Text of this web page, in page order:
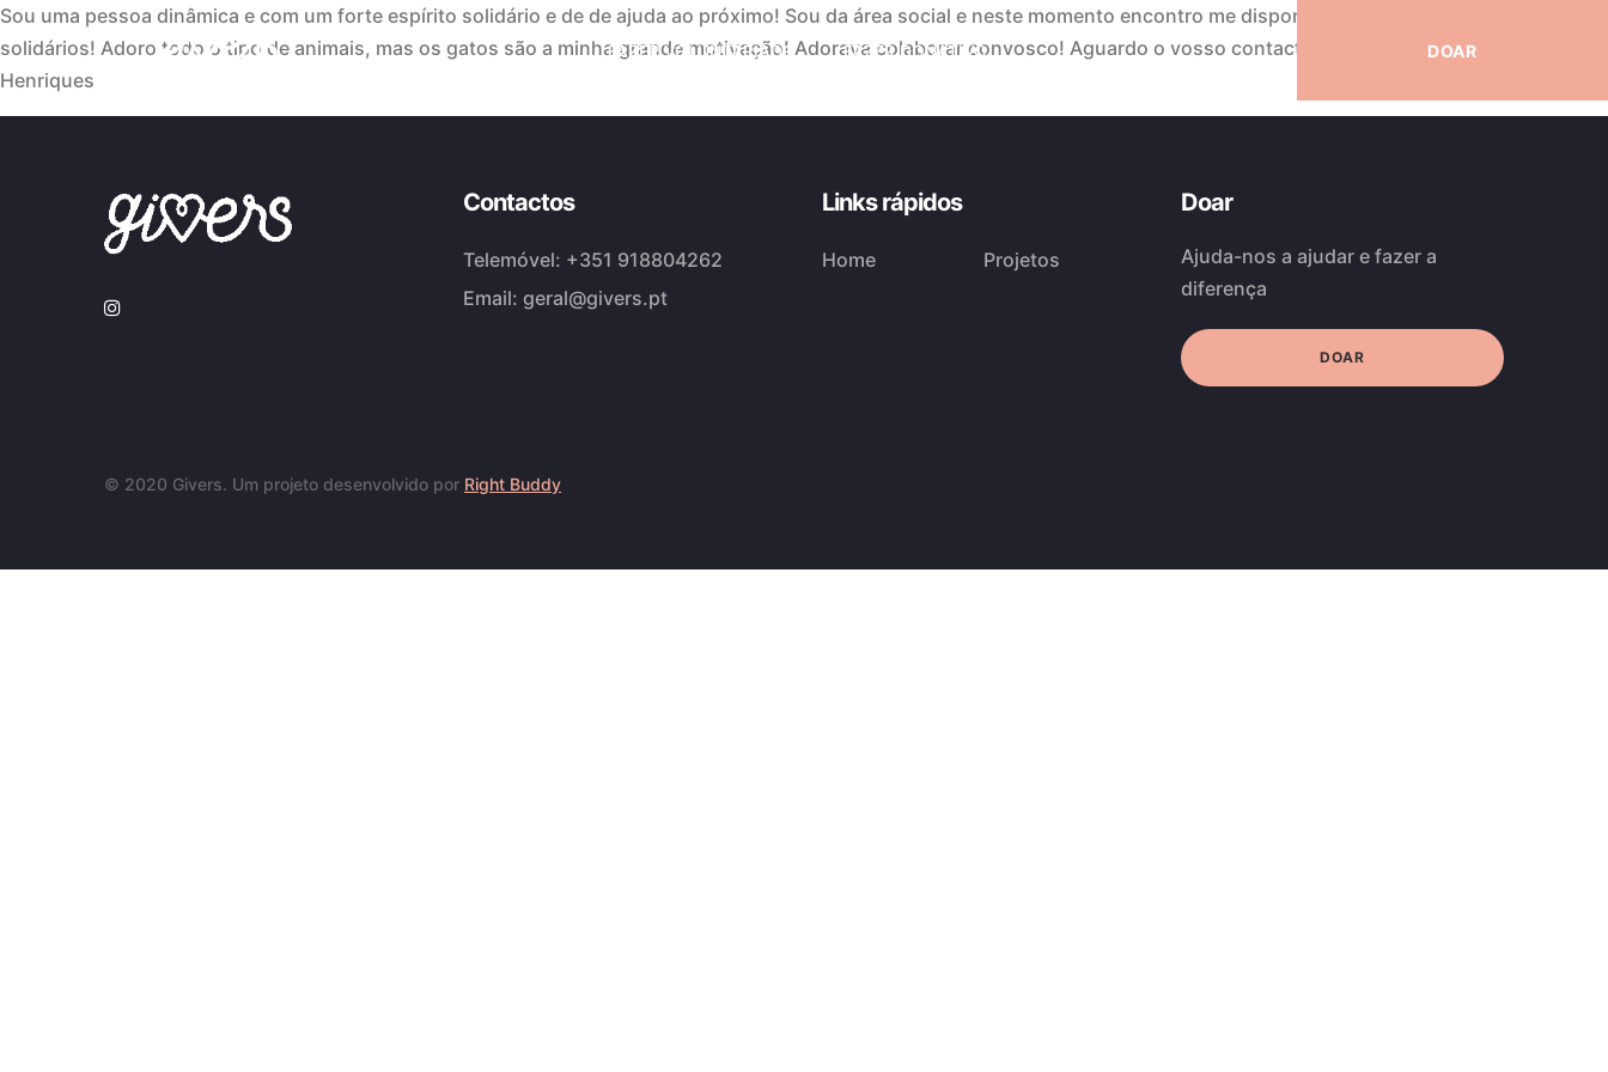
FAZER VOLUNTARIADO FAZER DONATIVO DOAR
Sou uma pessoa dinâmica e com um forte espírito solidário e de de ajuda ao próximo! Sou da área social e neste momento encontro me disponível para participar em projetos
solidários! Adoro todo o tipo de animais, mas os gatos são a minha grande motivação! Adorava colaborar convosco! Aguardo o vosso contacto! Muito obrigada, Maria
Henriques
Contactos
Telemóvel: +351 918804262
Email: geral@givers.pt
Links rápidos
Home Projetos
Doar
Ajuda-nos a ajudar e fazer a
diferença
DOAR
© 2020 Givers. Um projeto desenvolvido por Right Buddy